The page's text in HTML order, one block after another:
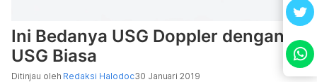
Ini Bedanya USG Doppler dengan
USG Biasa
Ditinjau oleh Redaksi Halodoc30 Januari 2019